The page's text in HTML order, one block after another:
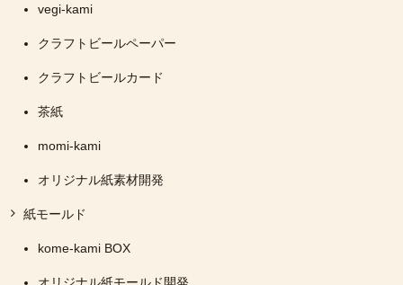
vegi-kami
クラフトビールペーパー
クラフトビールカード
茶紙
momi-kami
オリジナル紙素材開発
紙モールド
kome-kami BOX